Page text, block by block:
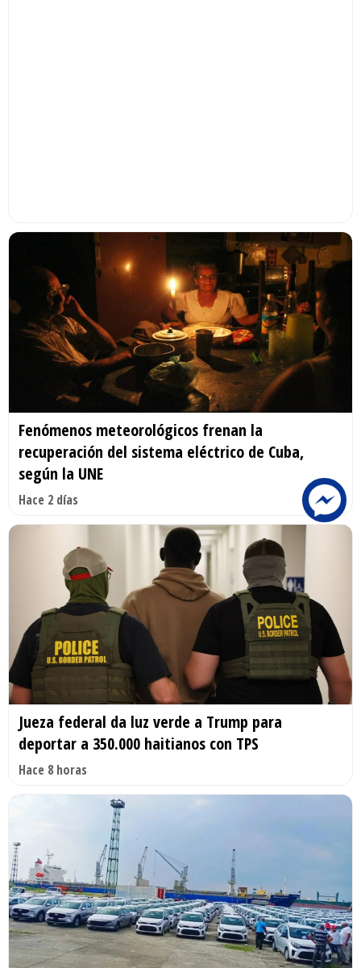
Fenómenos meteorológicos frenan la
recuperación del sistema eléctrico de Cuba,
según la UNE
Hace 2 días
Jueza federal da luz verde a Trump para
deportar a 350.000 haitianos con TPS
Hace 8 horas